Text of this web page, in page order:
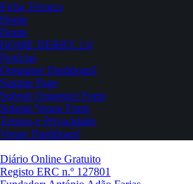
Ficha Técnica
Home
Home
HOME DERBY 2.0
Notícias
Organizer Dashboard
Sample Page
Submit Organizer Form
Submit Venue Form
Termos e Privacidade
Venue Dashboard
Diário Online Gratuito
Registo ERC n.º 127801